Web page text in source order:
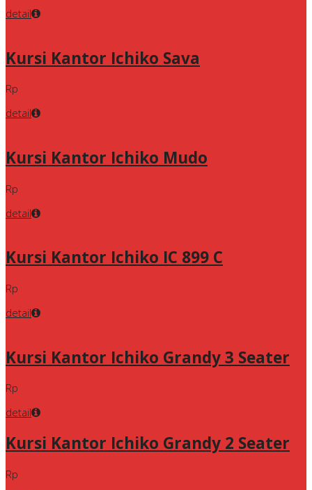
detail
Kursi Kantor Ichiko Sava
Rp
detail
Kursi Kantor Ichiko Mudo
Rp
detail
Kursi Kantor Ichiko IC 899 C
Rp
detail
Kursi Kantor Ichiko Grandy 3 Seater
Rp
detail
Kursi Kantor Ichiko Grandy 2 Seater
Rp